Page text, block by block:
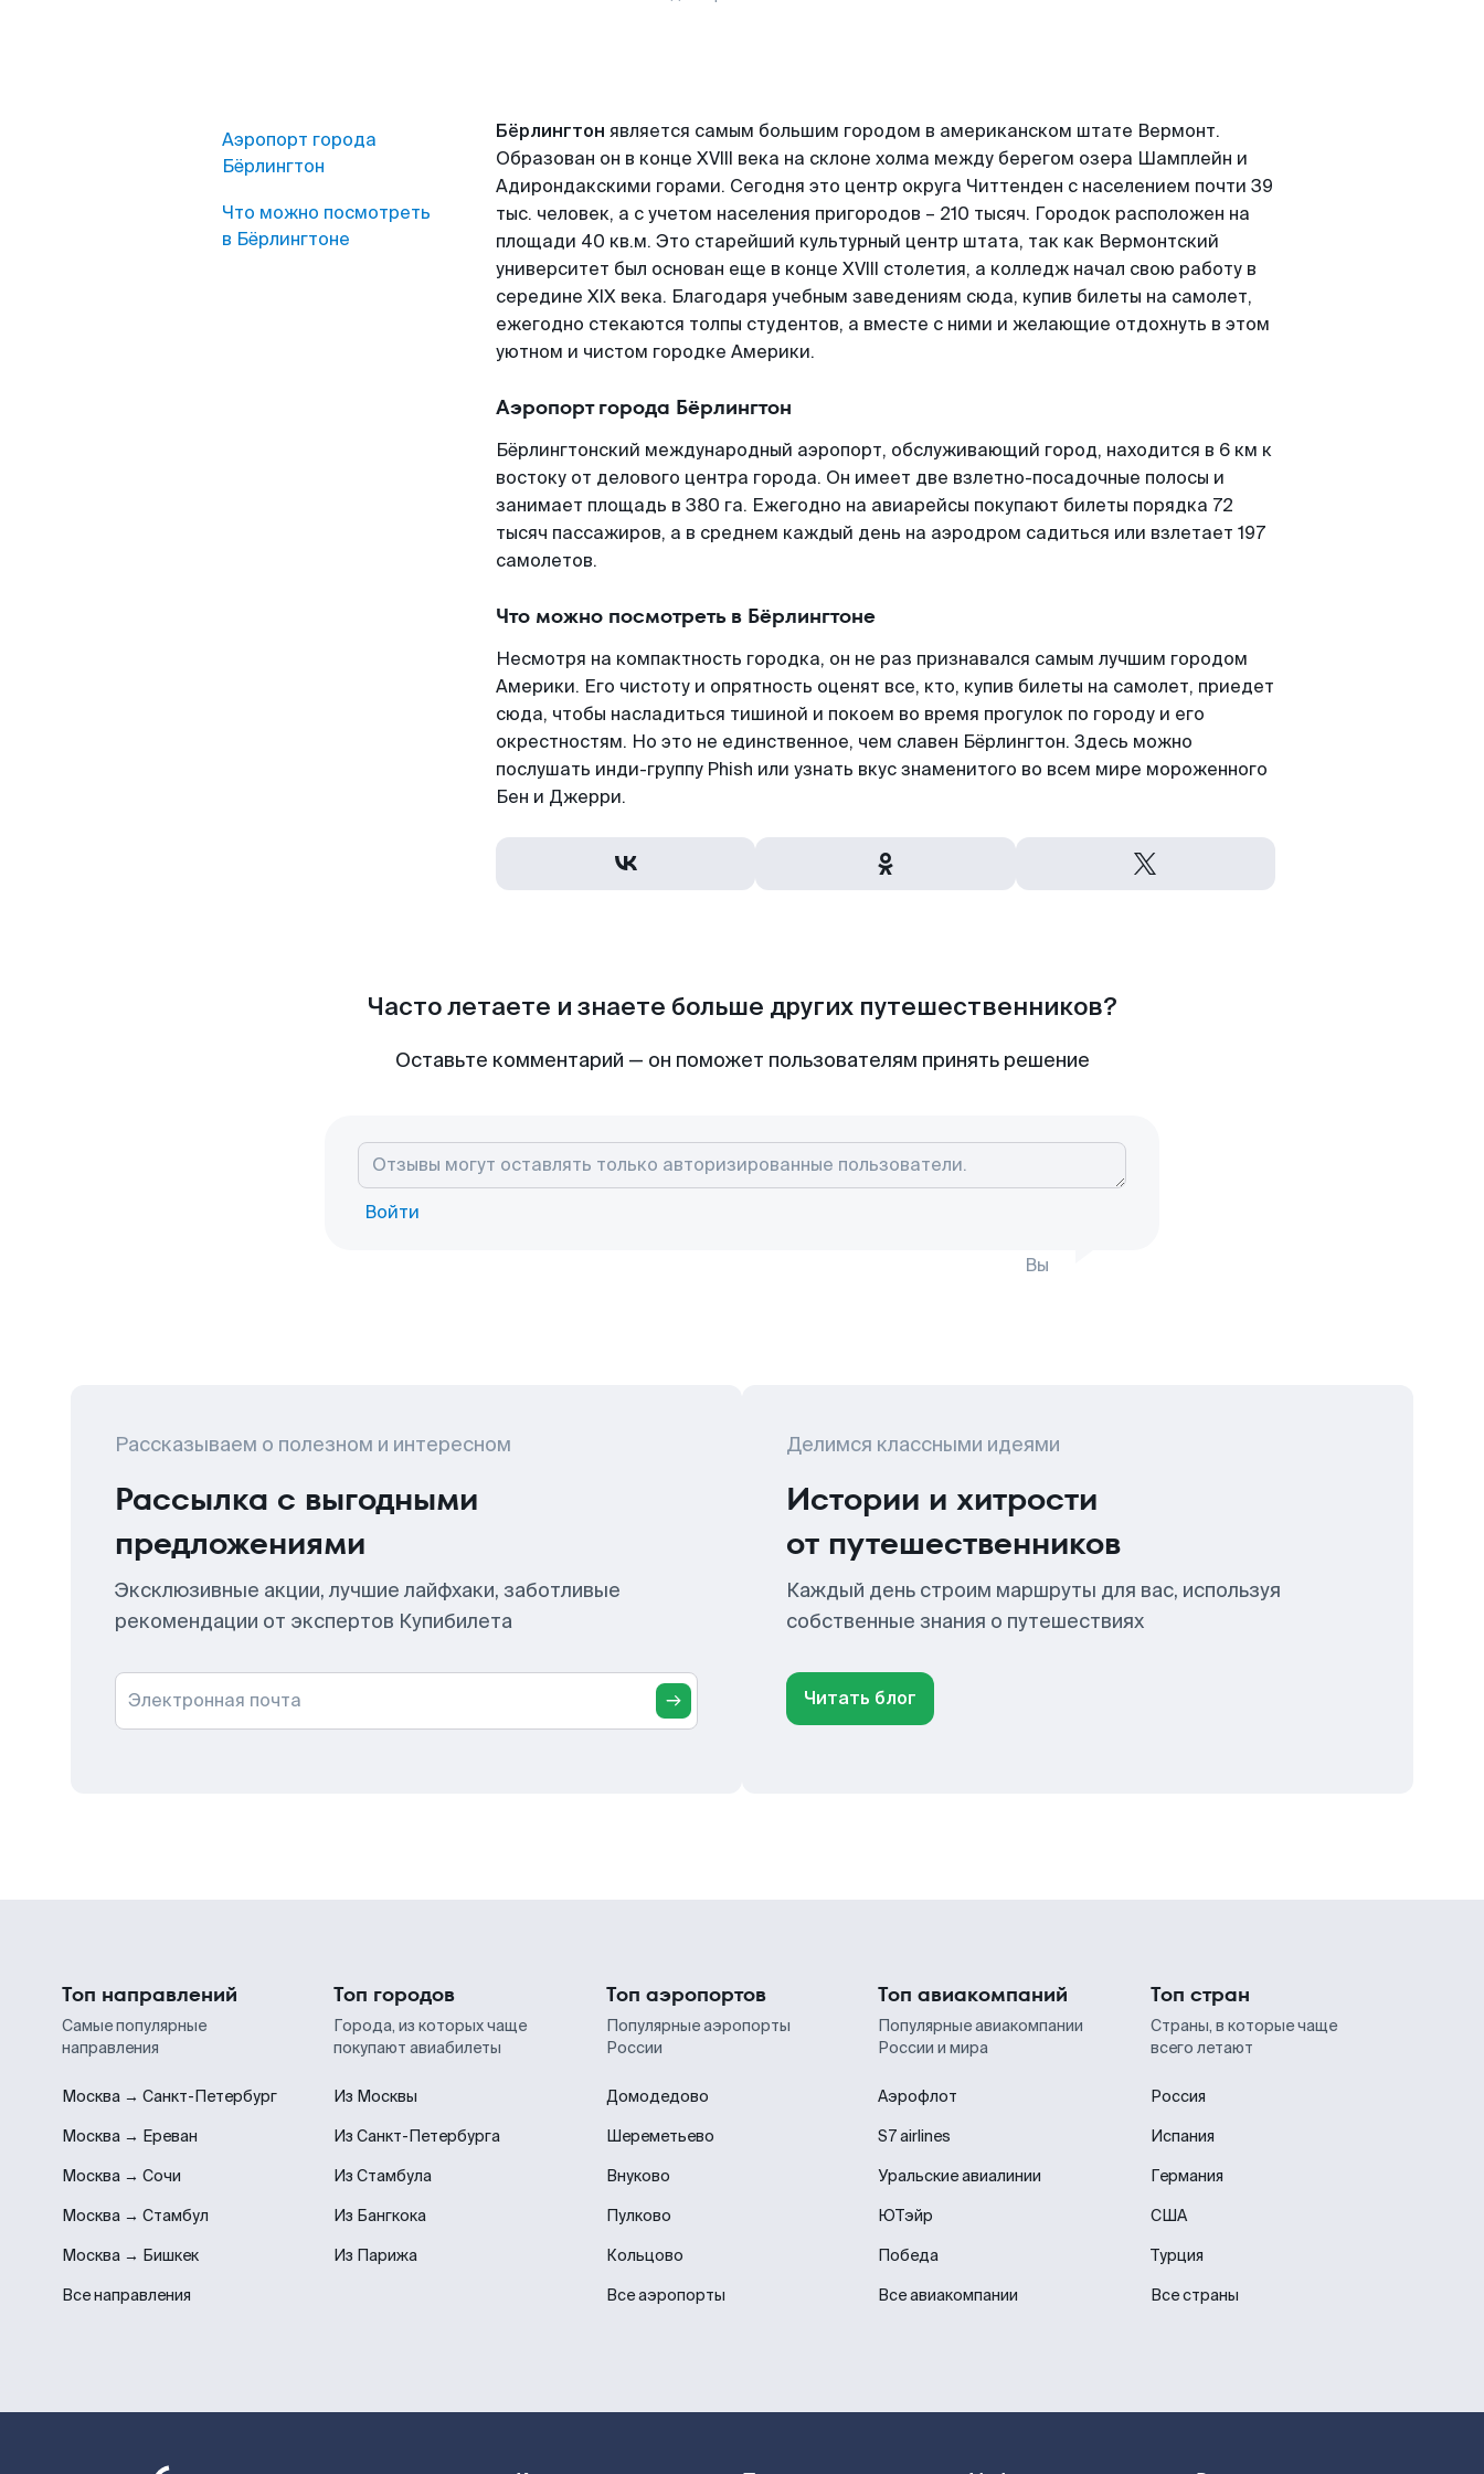
Аэропорт города
Бёрлингтон
Что можно посмотреть
в Бёрлингтоне
Бёрлингтон является самым большим городом в американском штате Вермонт.
Образован он в конце XVIII века на склоне холма между берегом озера Шамплейн и
Адирондакскими горами. Сегодня это центр округа Читтенден с населением почти 39
тыс. человек, а с учетом населения пригородов – 210 тысяч. Городок расположен на
площади 40 кв.м. Это старейший культурный центр штата, так как Вермонтский
университет был основан еще в конце XVIII столетия, а колледж начал свою работу в
середине XIX века. Благодаря учебным заведениям сюда, купив билеты на самолет,
ежегодно стекаются толпы студентов, а вместе с ними и желающие отдохнуть в этом
уютном и чистом городке Америки.
Аэропорт города Бёрлингтон
Бёрлингтонский международный аэропорт, обслуживающий город, находится в 6 км к
востоку от делового центра города. Он имеет две взлетно-посадочные полосы и
занимает площадь в 380 га. Ежегодно на авиарейсы покупают билеты порядка 72
тысяч пассажиров, а в среднем каждый день на аэродром садиться или взлетает 197
самолетов.
Что можно посмотреть в Бёрлингтоне
Несмотря на компактность городка, он не раз признавался самым лучшим городом
Америки. Его чистоту и опрятность оценят все, кто, купив билеты на самолет, приедет
сюда, чтобы насладиться тишиной и покоем во время прогулок по городу и его
окрестностям. Но это не единственное, чем славен Бёрлингтон. Здесь можно
послушать инди-группу Phish или узнать вкус знаменитого во всем мире мороженного
Бен и Джерри.
Часто летаете и знаете больше других путешественников?
Оставьте комментарий — он поможет пользователям принять решение
Войти
Вы
Рассказываем о полезном и интересном
Рассылка с выгодными
предложениями
Эксклюзивные акции, лучшие лайфхаки, заботливые
рекомендации от экспертов Купибилета
Электронная почта
Делимся классными идеями
Истории и хитрости
от путешественников
Каждый день строим маршруты для вас, используя
собственные знания о путешествиях
Читать блог
Топ направлений
Самые популярные
направления
Москва → Санкт-Петербург
Москва → Ереван
Москва → Сочи
Москва → Стамбул
Москва → Бишкек
Все направления
Топ городов
Города, из которых чаще
покупают авиабилеты
Из Москвы
Из Санкт-Петербурга
Из Стамбула
Из Бангкока
Из Парижа
Топ аэропортов
Популярные аэропорты
России
Домодедово
Шереметьево
Внуково
Пулково
Кольцово
Все аэропорты
Топ авиакомпаний
Популярные авиакомпании
России и мира
Аэрофлот
S7 airlines
Уральские авиалинии
ЮТэйр
Победа
Все авиакомпании
Топ стран
Страны, в которые чаще
всего летают
Россия
Испания
Германия
США
Турция
Все страны